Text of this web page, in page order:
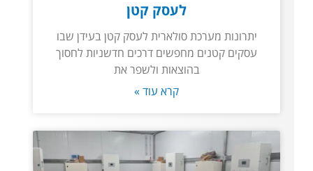
לעסק קטן
יתרונות מערכת סולארית לעסק קטן בעידן שבו
עסקים קטנים מחפשים דרכים חדשניות לחסוך
בהוצאות ולשפר את
קרא עוד »